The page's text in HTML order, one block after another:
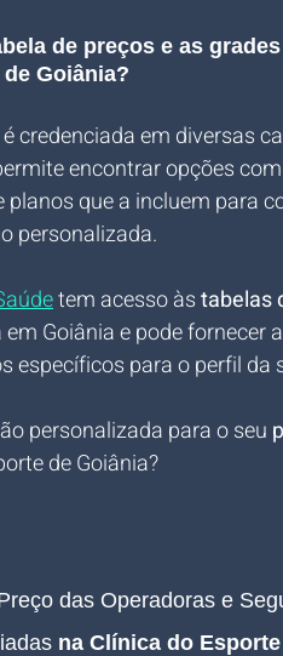
de preços e as
Goiânia?
credenciada em diversas
encontrar opções
que a incluem para
personalizada.
tem acesso às tabelas
Goiânia e pode fornecer
específicos para o perfil da
personalizada para o seu
de Goiânia?
das Operadoras e
na Clínica do